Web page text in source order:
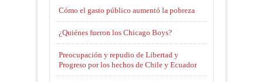
Cómo el gasto público aumentó la pobreza
¿Quiénes fueron los Chicago Boys?
Preocupación y repudio de Libertad y
Progreso por los hechos de Chile y Ecuador